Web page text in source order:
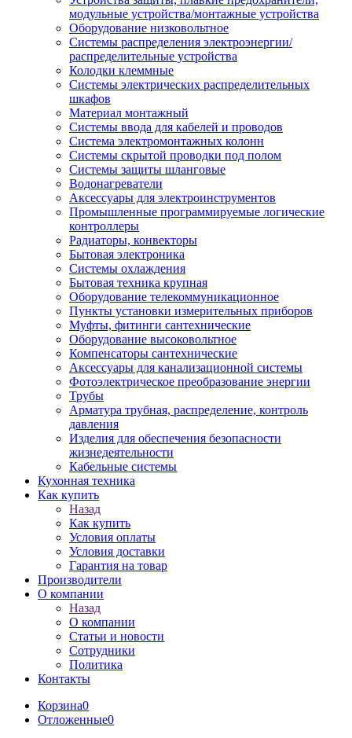
модульные устройства/монтажные устройства
Оборудование низковольтное
Системы распределения электроэнергии/
распределительные устройства
Колодки клеммные
Системы электрических распределительных
шкафов
Материал монтажный
Системы ввода для кабелей и проводов
Система электромонтажных колонн
Системы скрытой проводки под полом
Системы защиты шланговые
Водонагреватели
Аксессуары для электроинструментов
Промышленные программируемые логические
контроллеры
Радиаторы, конвекторы
Бытовая электроника
Системы охлаждения
Бытовая техника крупная
Оборудование телекоммуникационное
Пункты установки измерительных приборов
Муфты, фитинги сантехнические
Оборудование высоковольтное
Компенсаторы сантехнические
Аксессуары для канализационной системы
Фотоэлектрическое преобразование энергии
Трубы
Арматура трубная, распределение, контроль
давления
Изделия для обеспечения безопасности
жизнедеятельности
Кабельные системы
Кухонная техника
Как купить
Назад
Как купить
Условия оплаты
Условия доставки
Гарантия на товар
Производители
О компании
Назад
О компании
Статьи и новости
Сотрудники
Политика
Контакты
Корзина0
Отложенные0